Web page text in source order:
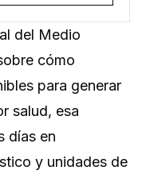
del Medio
cómo
para generar
salud, esa
días en
y unidades de